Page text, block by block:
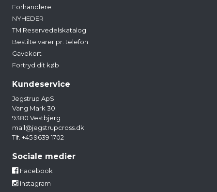
Forhandlere
NYHEDER
TM Reservedelskatalog
Bestilte varer pr. telefon
Gavekort
Fortryd dit køb
Kundeservice
Jegstrup ApS
Vang Mark 30
9380 Vestbjerg
mail@jegstrupcross.dk
Tlf. +45 9639 1702
Sociale medier
Facebook
Instagram